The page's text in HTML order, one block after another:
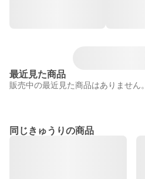
最近見た商品
販売中の最近見た商品はありません。
同じきゅうりの商品